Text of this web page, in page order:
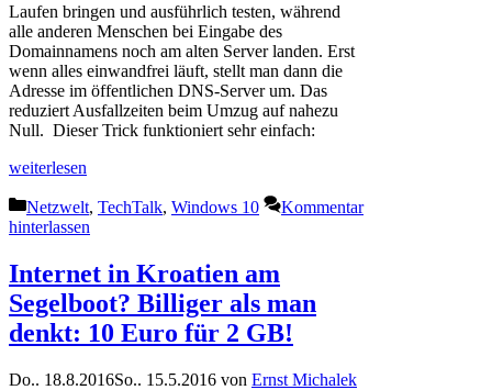
Laufen bringen und ausführlich testen, während
alle anderen Menschen bei Eingabe des
Domainnamens noch am alten Server landen. Erst
wenn alles einwandfrei läuft, stellt man dann die
Adresse im öffentlichen DNS-Server um. Das
reduziert Ausfallzeiten beim Umzug auf nahezu
Null. Dieser Trick funktioniert sehr einfach:
weiterlesen
Kategorien
Netzwelt, TechTalk, Windows 10
Kommentar
hinterlassen
Internet in Kroatien am
Segelboot? Billiger als man
denkt: 10 Euro für 2 GB!
Do.. 18.8.2016So.. 15.5.2016 von Ernst Michalek